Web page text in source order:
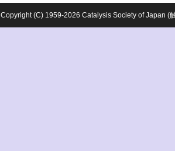
Copyright (C) 1959-2026 Catalysis Society of Japan (